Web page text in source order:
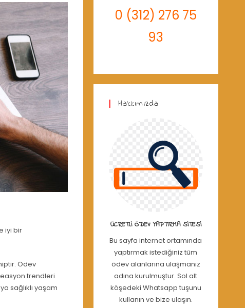
iyi bir
Ödev
trendleri
sağlıklı yaşam
0 (312) 276 75
93
Hakkımızda
ÜCRETLI ÖDEV YAPTIRMA SITESI
Bu sayfa internet ortamında
yaptırmak istediğiniz tüm
ödev alanlarına ulaşmanız
adına kurulmuştur. Sol alt
köşedeki Whatsapp tuşunu
kullanın ve bize ulaşın.